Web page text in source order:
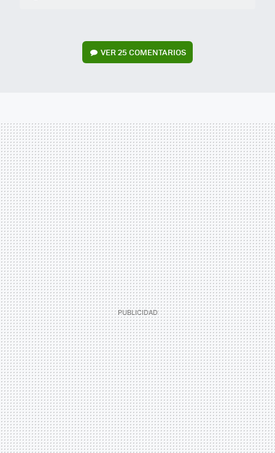
VER25 COMENTARIOS